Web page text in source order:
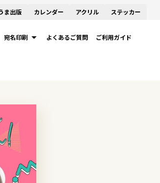
ま出版 カレンダー アクリル ステッカー
宛名印刷 よくあるご質問 ご利用ガイド